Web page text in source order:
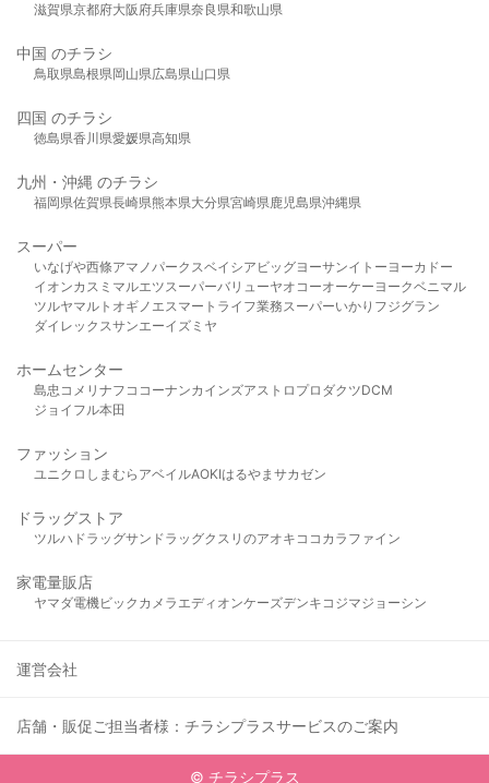
滋賀県京都府大阪府兵庫県奈良県和歌山県
中国 のチラシ
鳥取県島根県岡山県広島県山口県
四国 のチラシ
徳島県香川県愛媛県高知県
九州・沖縄 のチラシ
福岡県佐賀県長崎県熊本県大分県宮崎県鹿児島県沖縄県
スーパー
いなげや西條アマノパークスベイシア ビッグヨーサンイトーヨーカドー
イオンカスミ マルエツスーパーバリューヤオコーオーケー ヨークベニマル
ツルヤマルト オギノ エスマート ライフ業務スーパーいかり フジグラン
ダイレックスサンエーイズミヤ
ホームセンター
島忠 コメリ ナフコ コーナンカインズアストロプロダクツDCM
ジョイフル本田
ファッション
ユニクロ しまむら アベイルAOKIはるやま サカゼン
ドラッグストア
ツルハドラッグサンドラッグクスリのアオキ ココカラファイン
家電量販店
ヤマダ電機ビックカメラ エディオンケーズデンキ コジマジョーシン
運営会社
店舗・販促ご担当者様：チラシプラスサービスのご案内
© チラシプラス